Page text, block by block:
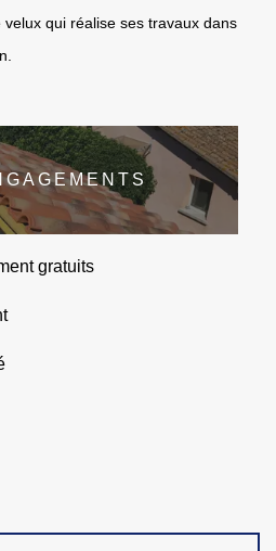
qui réalise ses travaux dans
gratuits